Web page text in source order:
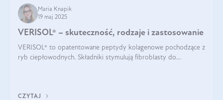
Maria Knapik
19 maj 2025
VERISOL® – skuteczność, rodzaje i zastosowanie
VERISOL® to opatentowane peptydy kolagenowe pochodzące z
ryb ciepłowodnych. Składniki stymulują fibroblasty do
CZYTAJ